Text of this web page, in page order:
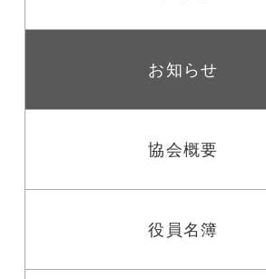
お知らせ
協会概要
役員名簿